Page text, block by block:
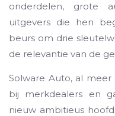
onderdelen, grote
uitgevers die hen
beurs om drie
de relevantie van de
Solware Auto, al
bij merkdealers en
nieuw ambitieus